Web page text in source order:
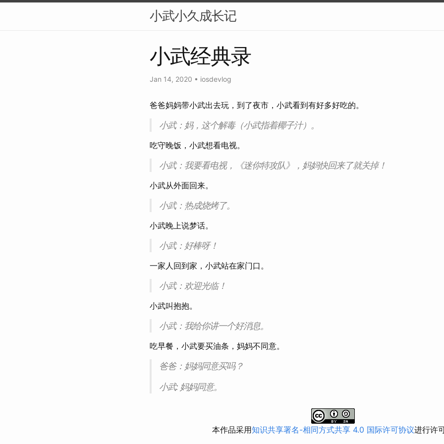
小武小久成长记
小武经典录
Jan 14, 2020 • iosdevlog
爸爸妈妈带小武出去玩，到了夜市，小武看到有好多好吃的。
小武：妈，这个解毒（小武指着椰子汁）。
吃守晚饭，小武想看电视。
小武：我要看电视，《迷你特攻队》，妈妈快回来了就关掉！
小武从外面回来。
小武：热成烧烤了。
小武晚上说梦话。
小武：好棒呀！
一家人回到家，小武站在家门口。
小武：欢迎光临！
小武叫抱抱。
小武：我给你讲一个好消息。
吃早餐，小武要买油条，妈妈不同意。
爸爸：妈妈同意买吗？
小武: 妈妈同意。
本作品采用知识共享署名-相同方式共享 4.0 国际许可协议进行许